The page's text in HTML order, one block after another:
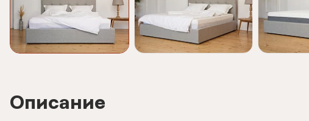
Описание